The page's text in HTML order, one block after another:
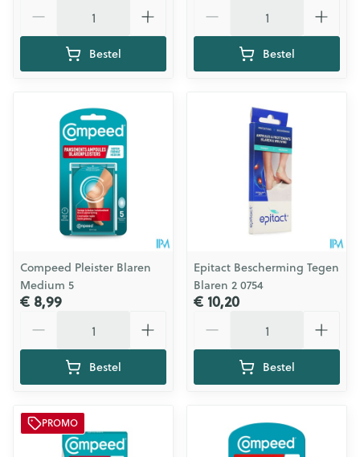
Bestel Bestel
Compeed Pleister Blaren
Medium 5
€ 8,99
Bestel
Epitact Bescherming Tegen
Blaren 2 0754
€ 10,20
Bestel
PROMO